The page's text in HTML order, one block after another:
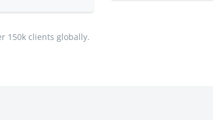
150k clients globally.